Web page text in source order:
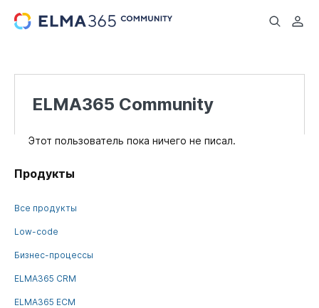
...
ELMA365 Community
Этот пользователь пока ничего не писал.
Продукты
Все продукты
Low-code
Бизнес-процессы
ELMA365 CRM
ELMA365 ECM